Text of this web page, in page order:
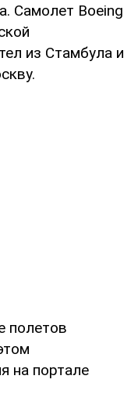
Самолет Boeing
из Стамбула и
полетов
на портале